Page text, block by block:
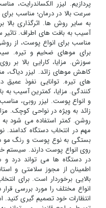
پردازیم. لیزر
سرعت بالا در درمان؛ مناسب
به سایر روش ها. اثرگذاری
آسیب به بافت های اطراف. تاثیر
مناسب برای انواع پوست، از
برای موهای ضخیم و تیره.
سوزش. مزایا، کارایی بالا بر
کاهش موهای زائد. لیزر دیاگ،
های تیره. توانایی نفوذ
کنندگی. مزایا، کمترین آسیب به
و انواع پوست. لیزر روبی،
زائد به ویژه در نواحی کوچک.
روشن. کمتر استفاده می شود
مهم در انتخاب دستگاه
بستگی به نوع پوست و رنگ مو
روی انواع پوست دارند.
در دستگاه ها می تواند درد
اطمینان از مجوز سلامتی و
بالایی برخوردار است. برای
انواع مختلف را مورد بررسی
انتظارات خود تصمیم گیری کنید.